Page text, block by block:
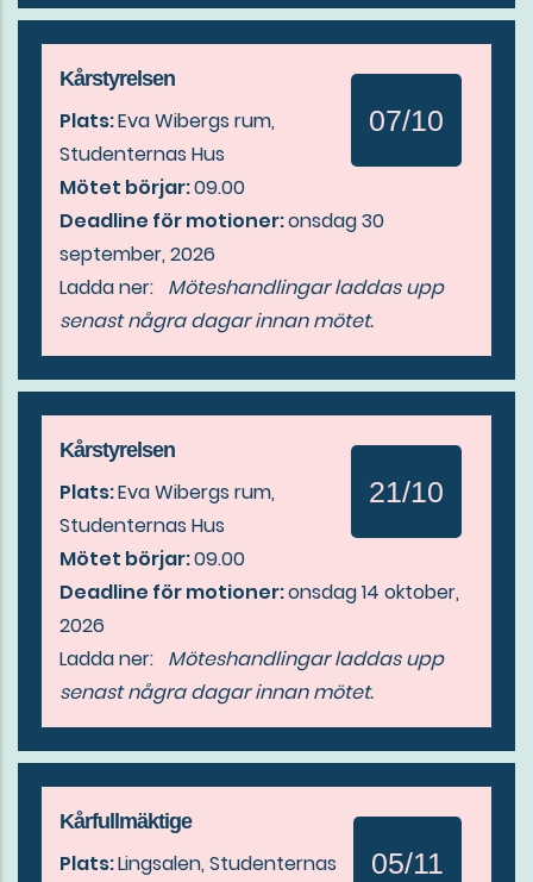
07/10
Kårstyrelsen
Plats:Eva Wibergs rum,
Studenternas Hus
Mötet börjar:09.00
Deadline för motioner:onsdag 30
september, 2026
Ladda ner: Möteshandlingar laddas upp
senast några dagar innan mötet.
21/10
Kårstyrelsen
Plats:Eva Wibergs rum,
Studenternas Hus
Mötet börjar:09.00
Deadline för motioner:onsdag 14 oktober,
2026
Ladda ner: Möteshandlingar laddas upp
senast några dagar innan mötet.
05/11
Kårfullmäktige
Plats:Lingsalen, Studenternas